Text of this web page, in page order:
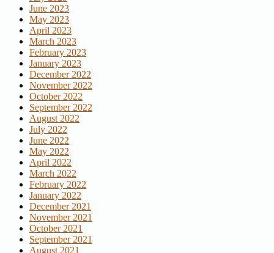
June 2023
May 2023
April 2023
March 2023
February 2023
January 2023
December 2022
November 2022
October 2022
September 2022
August 2022
July 2022
June 2022
May 2022
April 2022
March 2022
February 2022
January 2022
December 2021
November 2021
October 2021
September 2021
August 2021